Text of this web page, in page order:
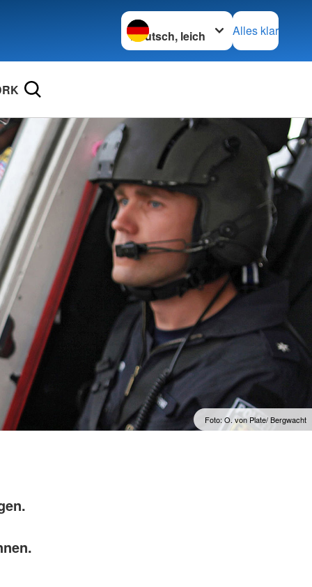
Sprache wechseln zu
Alles klar
Foto: O. von Plate/ Bergwacht